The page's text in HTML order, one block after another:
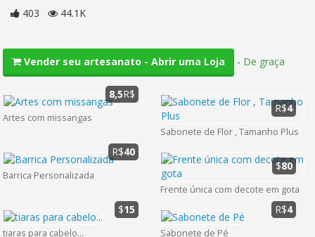
403 44.1K
Vender seu artesanato - Abrir uma Loja - De graça
Artes com missangas
8,5R$
Sabonete de Flor , Tamanho Plus
R$4
Barrica Personalizada
R$40
Frente única com decote em gota
$80
tiaras para cabelo...
$15
Sabonete de Pé
R$4